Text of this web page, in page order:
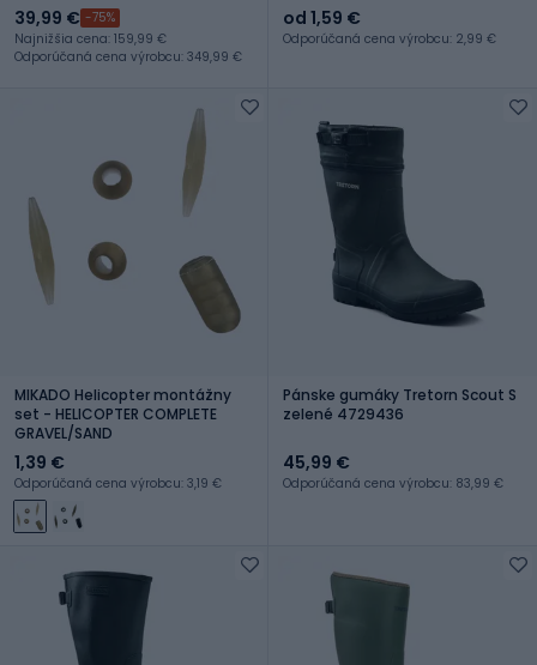
39,99 € -75%
Najnižšia cena: 159,99 €
Odporúčaná cena výrobcu: 349,99 €
od 1,59 €
Odporúčaná cena výrobcu: 2,99 €
MIKADO Helicopter montážny
set - HELICOPTER COMPLETE
GRAVEL/SAND
1,39 €
Odporúčaná cena výrobcu: 3,19 €
Pánske gumáky Tretorn Scout S
zelené 4729436
45,99 €
Odporúčaná cena výrobcu: 83,99 €